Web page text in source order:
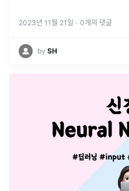
2023년 11월 21일 · 0개의 댓글
by SH